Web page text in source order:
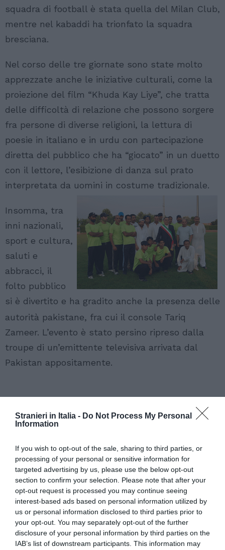
Stranieri in Italia - Do Not Process My Personal
Information
If you wish to opt-out of the sale, sharing to third parties, or
processing of your personal or sensitive information for
targeted advertising by us, please use the below opt-out
section to confirm your selection. Please note that after your
opt-out request is processed you may continue seeing
interest-based ads based on personal information utilized by
us or personal information disclosed to third parties prior to
your opt-out. You may separately opt-out of the further
disclosure of your personal information by third parties on the
IAB’s list of downstream participants. This information may
squadra di football è stata quella del Milan Club,
mentre nel kabaddi ha trionfato la squadra
bresciana.
Nel corso delle tre giornate sono state molto
apprezzate anche le iniziative culturali, come la
proiezione del film “Khuda Kay Liye”, che tratta
delle difficoltà di relazione che possono sorgere
fra persone di diverse religioni, la lettura di
poesie in italiano e in urdu con partecipazione
diretta del pubblico che ha “giocato” in un duetto
con il lettore, l’esibizione di danza sul prato
interpretata da uomini in costume tradizionale.
Insomma, tra
inni nazionali,
sport e cultura,
saluti e
abbracci, il
folto pubblico
si è divertito e ha gradito anche la presenza delle
autorità pakistane, fra cui il console Tariq
Zameer. L’evento è stato persino ripreso dalla
troupe di un’emittente televisiva arrivata dal
Pakistan appositamente.